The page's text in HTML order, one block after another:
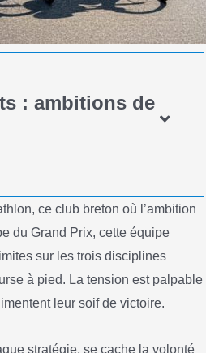
: ambitions de
ce club breton où l’ambition
du Grand Prix, cette équipe
sur les trois disciplines
à pied. La tension est palpable
leur soif de victoire.
stratégie, se cache la volonté